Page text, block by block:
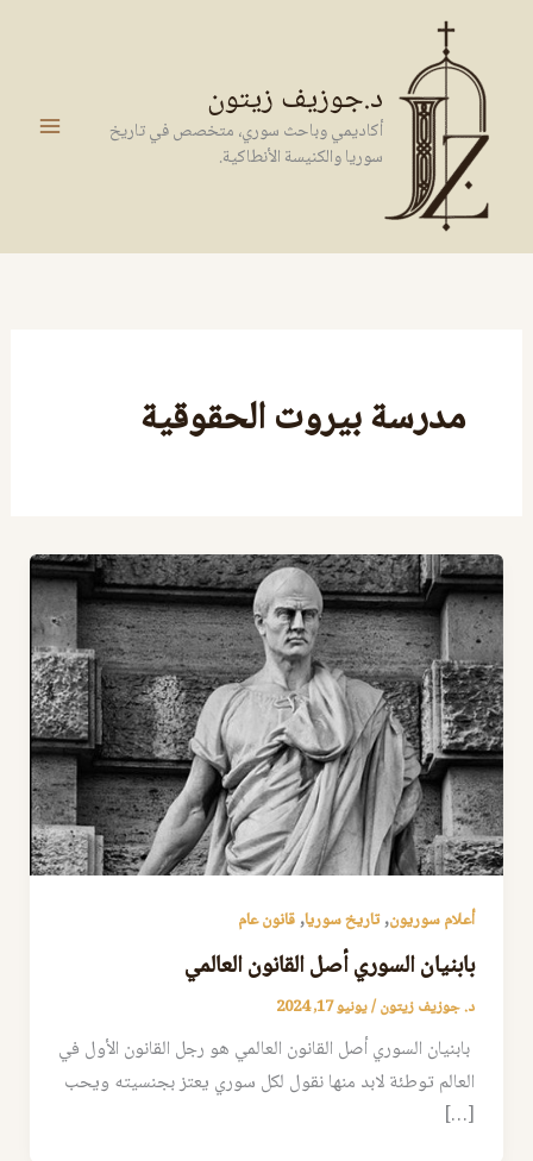
المحتوى
د.جوزيف زيتون
أكاديمي وباحث سوري، متخصص في تاريخ
سوريا والكنيسة الأنطاكية.
مدرسة بيروت الحقوقية
أعلام سوريون,تاريخ سوريا,قانون عام
بابنيان السوري أصل القانون العالمي
د. جوزيف زيتون/يونيو 17, 2024
بابنيان السوري أصل القانون العالمي هو رجل القانون الأول في
العالم توطئة لابد منها نقول لكل سوري يعتز بجنسيته ويحب
[…]